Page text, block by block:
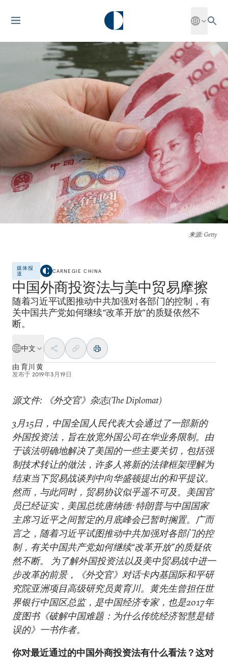
来源: Getty
媒体报
道
CARNEGIE CHINA
中国外商投资法与美中贸易摩擦
随着习近平试图推动中共加强对各部门的控制，有
关中国共产党如何继续“改革开放”的质疑依然不
断。
中文
由 育川 黄
发布于 2019年3月19日
源文件: 《外交官》杂志(The Diplomat)
3月15日，中国全国人民代表大会通过了一部新的
外国投资法，旨在放宽外国公司在华业务限制。由
于该法明确地解决了美国的一些主要关切，包括强
制技术转让的做法，许多人将新的法律框架理解为
结束当下贸易战谈判中向华盛顿提出的和平提议。
然而，与此同时，贸易协议似乎遥不可及。美国官
员已经证实，美国总统唐纳德·特朗普与中国国家
主席习近平之间暂定的月底峰会已暂时搁置。广而
言之，随着习近平试图推动中共加强对各部门的控
制，有关中国共产党如何继续“改革开放”的质疑依
然不断。 为了解外国投资法以及美中贸易战中进一
步改革的前景，《外交官》对话卡内基国际和平研
究院亚洲项目高级研究员黄育川。黄先生曾担任世
界银行中国区总监，是中国经济专家，也是2017年
度图书《破解中国难题：为什么传统经济智慧是错
误的》一书作者。
你对最近通过的中国外商投资法有什么看法？这对